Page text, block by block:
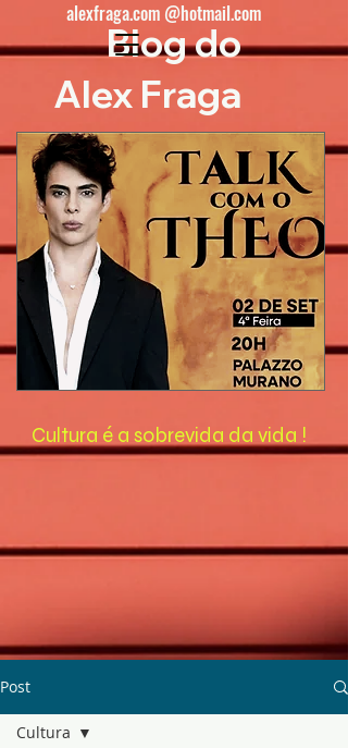
Cultura é a sobrevida da vida !
Blog do
Alex Fraga
alexfraga.com @hotmail.com
Post
Cultura